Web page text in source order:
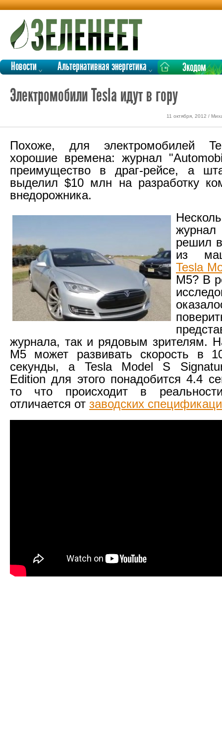
Новости Альтернативная энергетика Экодом
Электромобили Tesla идут в гору
11 октября, 2012 /
Похоже, для электромобилей
хорошие времена: журнал
преимущество в драг-рейсе, а
выделил $10 млн на разработку
внедорожника.
решил
из
Tesla
M5? В
журнала, так и рядовым зрителям.
M5 может развивать скорость в
секунды, а Tesla Model S
Edition для этого понадобится 4.4
то что происходит в
отличается от заводских